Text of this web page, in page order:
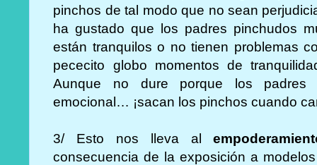
pinchos de tal modo que no sean
ha gustado que los padres pinchudos
están tranquilos o no tienen problemas
pececito globo momentos de
Aunque no dure porque los padres
emocional… ¡sacan los pinchos cuando
3/ Esto nos lleva al
consecuencia de la exposición a